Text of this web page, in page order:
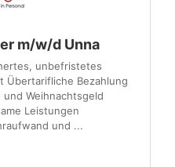
m/w/d Unna
unbefristetes
Übertarifliche Bezahlung
Weihnachtsgeld
Leistungen
und ...